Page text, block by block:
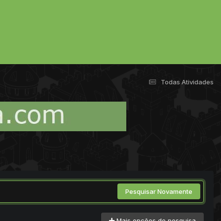
Todas Atividades
Pesquisar Novamente